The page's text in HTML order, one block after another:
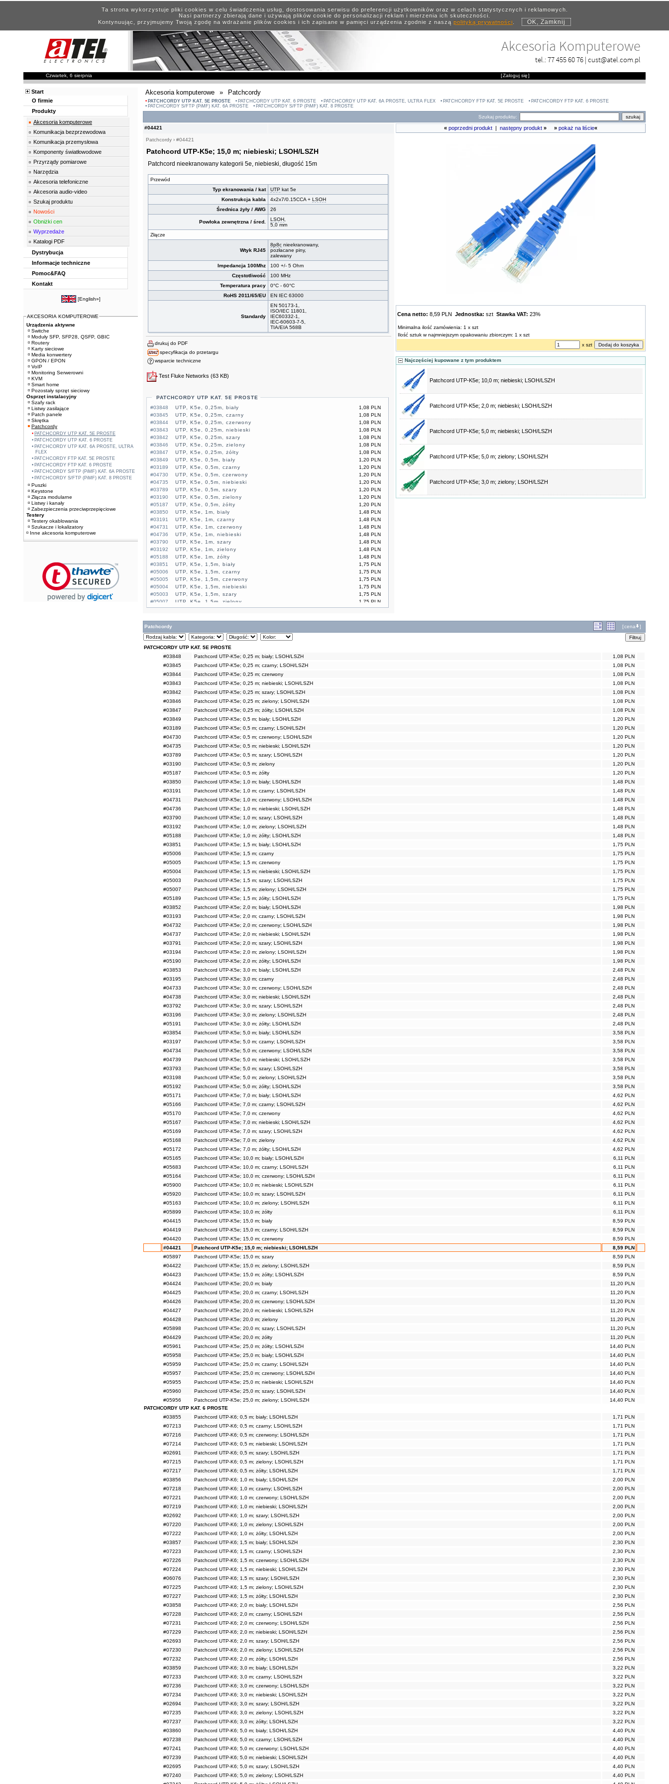
Ta strona wykorzystuje pliki cookies w celu świadczenia usług, dostosowania serwisu do preferencji użytkowników oraz w celach statystycznych i reklamowych.
Nasi partnerzy zbierają dane i używają plików cookie do personalizacji reklam i mierzenia ich skuteczności.
Kontynuując, przyjmujemy Twoją zgodę na wdrażanie plików cookies i ich zapisane w pamięci urządzenia zgodnie z naszą polityką prywatności. OK, Zamknij
Akcesoria Komputerowe
tel.:77 455 60 76 | cust@atel.com.pl
Czwartek, 6 sierpnia [Zaloguj się]
Akcesoria komputerowe » Patchcordy
PATCHCORDY UTP KAT. 5E PROSTE PATCHCORDY UTP KAT. 6 PROSTE PATCHCORDY UTP KAT. 6A PROSTE, ULTRA FLEX PATCHCORDY FTP KAT. 5E PROSTE
PATCHCORDY FTP KAT. 6 PROSTE
PATCHCORDY S/FTP (PiMF) KAT. 6A PROSTE
PATCHCORDY S/FTP (PiMF) KAT. 8 PROSTE
Szukaj produktu:
#04421
Patchcordy › #04421
Patchcord UTP-K5e; 15,0 m; niebieski; LSOH/LSZH
Patchcord nieekranowany kategorii 5e, niebieski, długość 15m
Przewód
Typ ekranowania / kat
UTP kat 5e
Konstrukcja kabla
4x2x7/0.15CCA + LSOH
Średnica żyły / AWG
26
Powłoka zewnętrzna / śred. LSOH,
5,0 mm
Złącze
Wtyk RJ45
8p8c nieekranowany,
pozłacane piny,
zalewany
Impedancja 100Mhz
100 +/- 5 Ohm
Częstotliwość
100 MHz
Temperatura pracy
0°C - 60°C
RoHS 2011/65/EU
EN IEC 63000
Standardy
EN 50173-1,
ISO/IEC 11801,
IEC60332-1,
IEC-60603-7-5,
TIA/EIA 568B
drukuj do PDF
specyfikacja do przetargu
wsparcie techniczne
Test Fluke Networks (63 KB)
PATCHCORDY UTP KAT. 5E PROSTE
#03848
1,08 PLN
UTP, K5e, 0,25m, biały
#03845
1,08 PLN
UTP, K5e, 0,25m, czarny
#03844
1,08 PLN
UTP, K5e, 0,25m, czerwony
#03843
1,08 PLN
UTP, K5e, 0,25m, niebieski
#03842
1,08 PLN
UTP, K5e, 0,25m, szary
#03846
1,08 PLN
UTP, K5e, 0,25m, zielony
#03847
1,08 PLN
UTP, K5e, 0,25m, żółty
#03849
1,20 PLN
UTP, K5e, 0,5m, biały
#03189
1,20 PLN
UTP, K5e, 0,5m, czarny
#04730
1,20 PLN
UTP, K5e, 0,5m, czerwony
#04735
1,20 PLN
UTP, K5e, 0,5m, niebieski
#03789
1,20 PLN
UTP, K5e, 0,5m, szary
#03190
1,20 PLN
UTP, K5e, 0,5m, zielony
#05187
1,20 PLN
UTP, K5e, 0,5m, żółty
#03850
1,48 PLN
UTP, K5e, 1m, biały
#03191
1,48 PLN
UTP, K5e, 1m, czarny
#04731
1,48 PLN
UTP, K5e, 1m, czerwony
#04736
1,48 PLN
UTP, K5e, 1m, niebieski
#03790
1,48 PLN
UTP, K5e, 1m, szary
#03192
1,48 PLN
UTP, K5e, 1m, zielony
#05188
1,48 PLN
UTP, K5e, 1m, żółty
#03851
1,75 PLN
UTP, K5e, 1,5m, biały
#05006
1,75 PLN
UTP, K5e, 1,5m, czarny
#05005
1,75 PLN
UTP, K5e, 1,5m, czerwony
#05004
1,75 PLN
UTP, K5e, 1,5m, niebieski
#05003
1,75 PLN
UTP, K5e, 1,5m, szary
#05007
1,75 PLN
UTP, K5e, 1,5m, zielony
#05189
1,75 PLN
UTP, K5e, 1,5m, żółty
#03193
#04732
1,98 PLN
UTP, K5e, 2m, czerwony
#04737
UTP, K5e, 2m, niebieski
#03791
UTP, K5e, 2m, szary
#03194
UTP, K5e, 2m, zielony
#03853
UTP, K5e, 3m, biały
#03195
UTP, K5e, 3m, czarny
#04733
UTP, K5e, 3m, czerwony
#04738
UTP, K5e, 3m, niebieski
#03792
UTP, K5e, 3m, szary
#05191
UTP, K5e, 3m, żółty
#03854
UTP, K5e, 5m, biały
#03197
UTP, K5e, 5m, czarny
#04734
UTP, K5e, 5m, czerwony
#04739
UTP, K5e, 5m, niebieski
#03198
UTP, K5e, 5m, zielony
#05192
UTP, K5e, 5m, żółty
#05171
UTP, K5e, 7m, biały
#05166
UTP, K5e, 7m, czarny
#05170
UTP, K5e, 7m, czerwony
#05169
UTP, K5e, 7m, szary
#05168
UTP, K5e, 7m, zielony
#05172
UTP, K5e, 7m, żółty
#05165
UTP, K5e, 10m, biały
#05683
UTP, K5e, 10m, czarny
#05900
UTP, K5e, 10m, niebieski
#05920
UTP, K5e, 10m, szary
#05163
UTP, K5e, 10m, zielony
#05899
UTP, K5e, 10m, żółty
#04415
UTP, K5e, 15m, biały
#04420
UTP, K5e, 15m, czerwony
#04421
UTP, K5e, 15m, niebieski
#05897
UTP, K5e, 15m, szary
#04422
UTP, K5e, 15m, zielony
#04423
UTP, K5e, 15m, żółty
#04425
UTP, K5e, 20m, czarny
#04426
UTP, K5e, 20m, czerwony
#04427
UTP, K5e, 20m, niebieski
#04428
UTP, K5e, 20m, zielony
#05898
UTP, K5e, 20m, szary
#05961
UTP, K5e, 25m, żółty
#05958
UTP, K5e, 25m, biały
#05959
UTP, K5e, 25m, czarny
#05957
UTP, K5e, 25m, czerwony
#05955
UTP, K5e, 25m, niebieski
#05956
UTP, K5e, 25m, zielony
« poprzedni produkt następny produkt » » pokaż na liście«
Cena netto: 8,59 PLN Jednostka: szt Stawka VAT: 23%
Minimalna ilość zamówienia: 1 x szt
Ilość sztuk w najmniejszym opakowaniu zbiorczym: 1 x szt
x szt
Najczęściej kupowane z tym produktem
Patchcord UTP-K5e; 10,0 m; niebieski; LSOH/LSZH
Patchcord UTP-K5e; 2,0 m; niebieski; LSOH/LSZH
Patchcord UTP-K5e; 5,0 m; niebieski; LSOH/LSZH
Patchcord UTP-K5e; 5,0 m; zielony; LSOH/LSZH
Patchcord UTP-K5e; 3,0 m; zielony; LSOH/LSZH
Patchcordy [cena ]
PATCHCORDY UTP KAT. 5E PROSTE
#03848
Patchcord UTP-K5e; 0,25 m; biały; LSOH/LSZH
1,08 PLN
#03845
Patchcord UTP-K5e; 0,25 m; czarny; LSOH/LSZH
1,08 PLN
#03844
Patchcord UTP-K5e; 0,25 m; czerwony
1,08 PLN
#03843
Patchcord UTP-K5e; 0,25 m; niebieski; LSOH/LSZH
1,08 PLN
#03842
Patchcord UTP-K5e; 0,25 m; szary; LSOH/LSZH
1,08 PLN
#03846
Patchcord UTP-K5e; 0,25 m; zielony; LSOH/LSZH
1,08 PLN
#03847
Patchcord UTP-K5e; 0,25 m; żółty; LSOH/LSZH
1,08 PLN
#03849
Patchcord UTP-K5e; 0,5 m; biały; LSOH/LSZH
1,20 PLN
#03189
Patchcord UTP-K5e; 0,5 m; czarny; LSOH/LSZH
1,20 PLN
#04730
Patchcord UTP-K5e; 0,5 m; czerwony; LSOH/LSZH
1,20 PLN
#04735
Patchcord UTP-K5e; 0,5 m; niebieski; LSOH/LSZH
1,20 PLN
#03789
Patchcord UTP-K5e; 0,5 m; szary; LSOH/LSZH
1,20 PLN
#03190
Patchcord UTP-K5e; 0,5 m; zielony
1,20 PLN
#05187
Patchcord UTP-K5e; 0,5 m; żółty
1,20 PLN
#03850
Patchcord UTP-K5e; 1,0 m; biały; LSOH/LSZH
1,48 PLN
#03191
Patchcord UTP-K5e; 1,0 m; czarny; LSOH/LSZH
1,48 PLN
#04731
Patchcord UTP-K5e; 1,0 m; czerwony; LSOH/LSZH
1,48 PLN
#04736
Patchcord UTP-K5e; 1,0 m; niebieski; LSOH/LSZH
1,48 PLN
#03790
Patchcord UTP-K5e; 1,0 m; szary; LSOH/LSZH
1,48 PLN
#03192
Patchcord UTP-K5e; 1,0 m; zielony; LSOH/LSZH
1,48 PLN
#05188
Patchcord UTP-K5e; 1,0 m; żółty; LSOH/LSZH
1,48 PLN
#03851
Patchcord UTP-K5e; 1,5 m; biały; LSOH/LSZH
1,75 PLN
#05006
Patchcord UTP-K5e; 1,5 m; czarny
1,75 PLN
#05005
Patchcord UTP-K5e; 1,5 m; czerwony
1,75 PLN
#05004
Patchcord UTP-K5e; 1,5 m; niebieski; LSOH/LSZH
1,75 PLN
#05003
Patchcord UTP-K5e; 1,5 m; szary; LSOH/LSZH
1,75 PLN
#05007
Patchcord UTP-K5e; 1,5 m; zielony; LSOH/LSZH
1,75 PLN
#05189
Patchcord UTP-K5e; 1,5 m; żółty; LSOH/LSZH
1,75 PLN
#03852
Patchcord UTP-K5e; 2,0 m; biały; LSOH/LSZH
1,98 PLN
#03193
Patchcord UTP-K5e; 2,0 m; czarny; LSOH/LSZH
1,98 PLN
#04732
Patchcord UTP-K5e; 2,0 m; czerwony; LSOH/LSZH
1,98 PLN
#04737
Patchcord UTP-K5e; 2,0 m; niebieski; LSOH/LSZH
1,98 PLN
#03791
Patchcord UTP-K5e; 2,0 m; szary; LSOH/LSZH
1,98 PLN
#03194
Patchcord UTP-K5e; 2,0 m; zielony; LSOH/LSZH
1,98 PLN
#05190
Patchcord UTP-K5e; 2,0 m; żółty; LSOH/LSZH
1,98 PLN
#03853
Patchcord UTP-K5e; 3,0 m; biały; LSOH/LSZH
2,48 PLN
#03195
Patchcord UTP-K5e; 3,0 m; czarny
2,48 PLN
#04733
Patchcord UTP-K5e; 3,0 m; czerwony; LSOH/LSZH
2,48 PLN
#04738
Patchcord UTP-K5e; 3,0 m; niebieski; LSOH/LSZH
2,48 PLN
#03792
Patchcord UTP-K5e; 3,0 m; szary; LSOH/LSZH
2,48 PLN
#03196
Patchcord UTP-K5e; 3,0 m; zielony; LSOH/LSZH
2,48 PLN
#05191
Patchcord UTP-K5e; 3,0 m; żółty; LSOH/LSZH
2,48 PLN
#03854
Patchcord UTP-K5e; 5,0 m; biały; LSOH/LSZH
3,58 PLN
#03197
Patchcord UTP-K5e; 5,0 m; czarny; LSOH/LSZH
3,58 PLN
#04734
Patchcord UTP-K5e; 5,0 m; czerwony; LSOH/LSZH
3,58 PLN
#04739
Patchcord UTP-K5e; 5,0 m; niebieski; LSOH/LSZH
3,58 PLN
#03793
Patchcord UTP-K5e; 5,0 m; szary; LSOH/LSZH
3,58 PLN
#03198
Patchcord UTP-K5e; 5,0 m; zielony; LSOH/LSZH
3,58 PLN
#05192
Patchcord UTP-K5e; 5,0 m; żółty; LSOH/LSZH
3,58 PLN
#05171
Patchcord UTP-K5e; 7,0 m; biały; LSOH/LSZH
4,62 PLN
#05166
Patchcord UTP-K5e; 7,0 m; czarny; LSOH/LSZH
4,62 PLN
#05170
Patchcord UTP-K5e; 7,0 m; czerwony
4,62 PLN
#05167
Patchcord UTP-K5e; 7,0 m; niebieski; LSOH/LSZH
4,62 PLN
#05169
Patchcord UTP-K5e; 7,0 m; szary; LSOH/LSZH
4,62 PLN
#05168
Patchcord UTP-K5e; 7,0 m; zielony
4,62 PLN
#05172
Patchcord UTP-K5e; 7,0 m; żółty; LSOH/LSZH
4,62 PLN
#05165
Patchcord UTP-K5e; 10,0 m; biały; LSOH/LSZH
6,11 PLN
#05683
Patchcord UTP-K5e; 10,0 m; czarny; LSOH/LSZH
6,11 PLN
#05164
Patchcord UTP-K5e; 10,0 m; czerwony; LSOH/LSZH
6,11 PLN
#05900
Patchcord UTP-K5e; 10,0 m; niebieski; LSOH/LSZH
6,11 PLN
#05920
Patchcord UTP-K5e; 10,0 m; szary; LSOH/LSZH
6,11 PLN
#05163
Patchcord UTP-K5e; 10,0 m; zielony; LSOH/LSZH
6,11 PLN
#05899
Patchcord UTP-K5e; 10,0 m; żółty
6,11 PLN
#04415
Patchcord UTP-K5e; 15,0 m; biały
8,59 PLN
#04419
Patchcord UTP-K5e; 15,0 m; czarny; LSOH/LSZH
8,59 PLN
#04420
Patchcord UTP-K5e; 15,0 m; czerwony
8,59 PLN
#04421
Patchcord UTP-K5e; 15,0 m; niebieski; LSOH/LSZH
8,59 PLN
#05897
Patchcord UTP-K5e; 15,0 m; szary
8,59 PLN
#04422
Patchcord UTP-K5e; 15,0 m; zielony; LSOH/LSZH
8,59 PLN
#04423
Patchcord UTP-K5e; 15,0 m; żółty; LSOH/LSZH
8,59 PLN
#04424
Patchcord UTP-K5e; 20,0 m; biały
11,20 PLN
#04425
Patchcord UTP-K5e; 20,0 m; czarny; LSOH/LSZH
11,20 PLN
#04426
Patchcord UTP-K5e; 20,0 m; czerwony; LSOH/LSZH
11,20 PLN
#04427
Patchcord UTP-K5e; 20,0 m; niebieski; LSOH/LSZH
11,20 PLN
#04428
Patchcord UTP-K5e; 20,0 m; zielony
11,20 PLN
#05898
Patchcord UTP-K5e; 20,0 m; szary; LSOH/LSZH
11,20 PLN
#04429
Patchcord UTP-K5e; 20,0 m; żółty
11,20 PLN
#05961
Patchcord UTP-K5e; 25,0 m; żółty; LSOH/LSZH
14,40 PLN
#05958
Patchcord UTP-K5e; 25,0 m; biały; LSOH/LSZH
14,40 PLN
#05959
Patchcord UTP-K5e; 25,0 m; czarny; LSOH/LSZH
14,40 PLN
#05957
Patchcord UTP-K5e; 25,0 m; czerwony; LSOH/LSZH
14,40 PLN
#05955
Patchcord UTP-K5e; 25,0 m; niebieski; LSOH/LSZH
14,40 PLN
#05960
Patchcord UTP-K5e; 25,0 m; szary; LSOH/LSZH
14,40 PLN
#05956
Patchcord UTP-K5e; 25,0 m; zielony; LSOH/LSZH
14,40 PLN
PATCHCORDY UTP KAT. 6 PROSTE
#03855
Patchcord UTP-K6; 0,5 m; biały; LSOH/LSZH
1,71 PLN
#07213
Patchcord UTP-K6; 0,5 m; czarny; LSOH/LSZH
1,71 PLN
#07216
Patchcord UTP-K6; 0,5 m; czerwony; LSOH/LSZH
1,71 PLN
#07214
Patchcord UTP-K6; 0,5 m; niebieski; LSOH/LSZH
1,71 PLN
#02691
Patchcord UTP-K6; 0,5 m; szary; LSOH/LSZH
1,71 PLN
#07215
Patchcord UTP-K6; 0,5 m; zielony; LSOH/LSZH
1,71 PLN
#07217
Patchcord UTP-K6; 0,5 m; żółty; LSOH/LSZH
1,71 PLN
#03856
Patchcord UTP-K6; 1,0 m; biały; LSOH/LSZH
2,00 PLN
#07218
Patchcord UTP-K6; 1,0 m; czarny; LSOH/LSZH
2,00 PLN
#07221
Patchcord UTP-K6; 1,0 m; czerwony; LSOH/LSZH
2,00 PLN
#07219
Patchcord UTP-K6; 1,0 m; niebieski; LSOH/LSZH
2,00 PLN
#02692
Patchcord UTP-K6; 1,0 m; szary; LSOH/LSZH
2,00 PLN
#07220
Patchcord UTP-K6; 1,0 m; zielony; LSOH/LSZH
2,00 PLN
#07222
Patchcord UTP-K6; 1,0 m; żółty; LSOH/LSZH
2,00 PLN
#03857
Patchcord UTP-K6; 1,5 m; biały; LSOH/LSZH
2,30 PLN
#07223
Patchcord UTP-K6; 1,5 m; czarny; LSOH/LSZH
2,30 PLN
#07226
Patchcord UTP-K6; 1,5 m; czerwony; LSOH/LSZH
2,30 PLN
#07224
Patchcord UTP-K6; 1,5 m; niebieski; LSOH/LSZH
2,30 PLN
#06076
Patchcord UTP-K6; 1,5 m; szary; LSOH/LSZH
2,30 PLN
#07225
Patchcord UTP-K6; 1,5 m; zielony; LSOH/LSZH
2,30 PLN
#07227
Patchcord UTP-K6; 1,5 m; żółty; LSOH/LSZH
2,30 PLN
#03858
Patchcord UTP-K6; 2,0 m; biały; LSOH/LSZH
2,56 PLN
#07228
Patchcord UTP-K6; 2,0 m; czarny; LSOH/LSZH
2,56 PLN
#07231
Patchcord UTP-K6; 2,0 m; czerwony; LSOH/LSZH
2,56 PLN
#07229
Patchcord UTP-K6; 2,0 m; niebieski; LSOH/LSZH
2,56 PLN
#02693
Patchcord UTP-K6; 2,0 m; szary; LSOH/LSZH
2,56 PLN
#07230
Patchcord UTP-K6; 2,0 m; zielony; LSOH/LSZH
2,56 PLN
#07232
Patchcord UTP-K6; 2,0 m; żółty; LSOH/LSZH
2,56 PLN
#03859
Patchcord UTP-K6; 3,0 m; biały; LSOH/LSZH
3,22 PLN
#07233
Patchcord UTP-K6; 3,0 m; czarny; LSOH/LSZH
3,22 PLN
#07236
Patchcord UTP-K6; 3,0 m; czerwony; LSOH/LSZH
3,22 PLN
#07234
Patchcord UTP-K6; 3,0 m; niebieski; LSOH/LSZH
3,22 PLN
#02694
Patchcord UTP-K6; 3,0 m; szary; LSOH/LSZH
3,22 PLN
#07235
Patchcord UTP-K6; 3,0 m; zielony; LSOH/LSZH
3,22 PLN
#07237
Patchcord UTP-K6; 3,0 m; żółty; LSOH/LSZH
3,22 PLN
#03860
Patchcord UTP-K6; 5,0 m; biały; LSOH/LSZH
4,40 PLN
#07238
Patchcord UTP-K6; 5,0 m; czarny; LSOH/LSZH
4,40 PLN
#07241
Patchcord UTP-K6; 5,0 m; czerwony; LSOH/LSZH
4,40 PLN
#07239
Patchcord UTP-K6; 5,0 m; niebieski; LSOH/LSZH
4,40 PLN
#02695
Patchcord UTP-K6; 5,0 m; szary; LSOH/LSZH
4,40 PLN
#07240
Patchcord UTP-K6; 5,0 m; zielony; LSOH/LSZH
4,40 PLN
Start
O firmie
Produkty
Akcesoria komputerowe
Komunikacja bezprzewodowa
Komunikacja przemysłowa
Komponenty światłowodowe
Przyrządy pomiarowe
Narzędzia
Akcesoria telefoniczne
Akcesoria audio-video
Szukaj produktu
Nowości
Obniżki cen
Wyprzedaże
Katalogi PDF
Dystrybucja
Informacje techniczne
Pomoc&FAQ
Kontakt
[English»]
AKCESORIA KOMPUTEROWE
Urządzenia aktywne
Switche
Moduły SFP, SFP28, QSFP, GBIC
Routery
Karty sieciowe
Media konwertery
GPON / EPON
VoIP
Monitoring Serwerowni
KVM
Smart home
Pozostały sprzęt sieciowy
Osprzęt instalacyjny
Szafy rack
Listwy zasilające
Patch panele
Skrętka
Patchcordy
PATCHCORDY UTP KAT. 5E PROSTE
PATCHCORDY UTP KAT. 6 PROSTE
PATCHCORDY UTP KAT. 6A PROSTE, ULTRA
FLEX
PATCHCORDY FTP KAT. 5E PROSTE
PATCHCORDY FTP KAT. 6 PROSTE
PATCHCORDY S/FTP (PiMF) KAT. 6A PROSTE
PATCHCORDY S/FTP (PiMF) KAT. 8 PROSTE
Puszki
Keystone
Złącza modularne
Listwy i kanały
Zabezpieczenia przeciwprzepięciowe
Testery
Testery okablowania
Szukacze i lokalizatory
Inne akcesoria komputerowe